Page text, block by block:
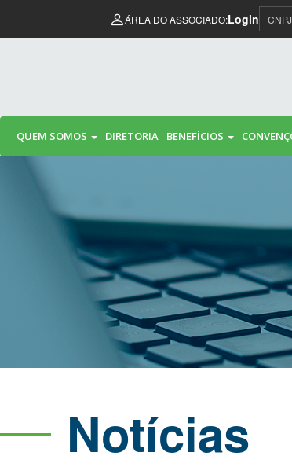
Pular para o conteúdoÁREA DO ASSOCIADO:Login
QUEM SOMOS DIRETORIA BENEFÍCIOS
Notícias